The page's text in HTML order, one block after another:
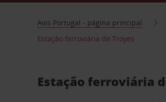
Avis Portugal - página principal
Estação ferroviária de Troyes
Estação ferroviária